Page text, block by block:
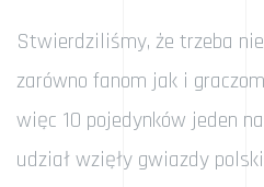
Stwierdziliśmy, że trzeba
zarówno fanom jak i
więc 10 pojedynków jeden
udział wzięły gwiazdy